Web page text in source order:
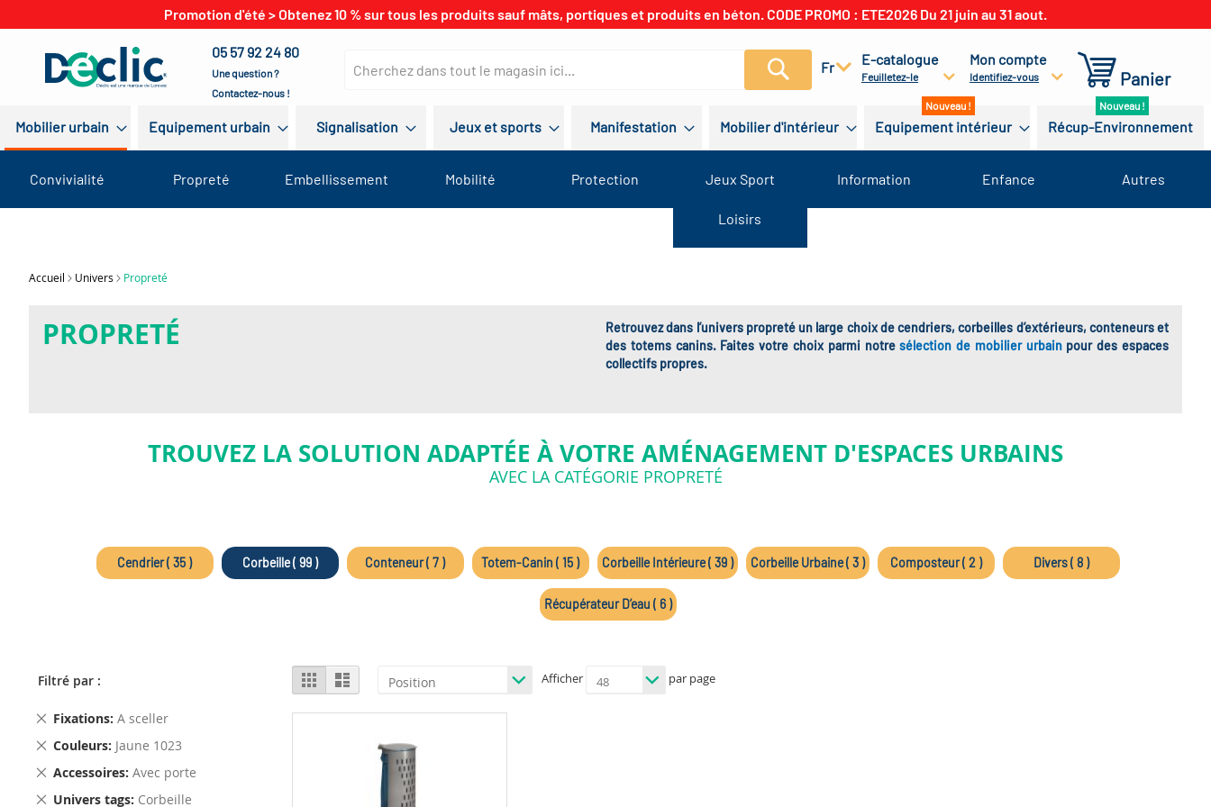
Promotion d'été > Obtenez 10 % sur tous les produits sauf mâts, portiques et produits en béton. CODE PROMO : ETE2026 Du 21 juin au 31 aout.
05 57 92 24 80
Une question ?
Contactez-nous !
Recherchez
Fr E-catalogue
Feuilletez-le
Mon compte
Identifiez-vous Panier
Mobilier urbain Equipement urbain Signalisation Jeux et sports Manifestation Mobilier d'intérieur Equipement intérieur Récup-Environnement
Convivialité Propreté Embellissement Mobilité Protection Jeux Sport
Loisirs
Information Enfance Autres
Accueil Univers Propreté
PROPRETÉ
Retrouvez dans l’univers propreté un large choix de cendriers, corbeilles d’extérieurs, conteneurs et
des totems canins. Faites votre choix parmi notresélection de mobilier urbainpour des espaces
collectifs propres.
TROUVEZ LA SOLUTION ADAPTÉE À VOTRE AMÉNAGEMENT D'ESPACES URBAINS
AVEC LA CATÉGORIE PROPRETÉ
Cendrier ( 35 ) Corbeille ( 99 ) Conteneur ( 7 ) Totem-Canin ( 15 ) Corbeille Intérieure ( 39 ) Corbeille Urbaine ( 3 ) Composteur ( 2 ) Divers ( 8 )
Récupérateur D’eau ( 6 )
View
as
Grid List Afficher par page
Filtré par :
Fixations A sceller
Remove
Item
Couleurs Jaune 1023
Remove
Item
Accessoires Avec porte
Remove
Univers tags Corbeille
Remove